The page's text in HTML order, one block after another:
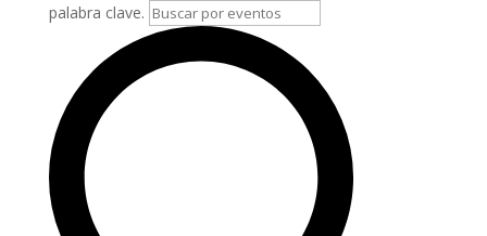
palabra clave.